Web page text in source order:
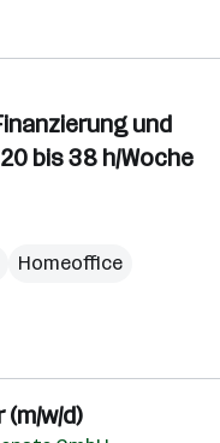
und
bis 38 h/Woche
Homeoffice
w/d)